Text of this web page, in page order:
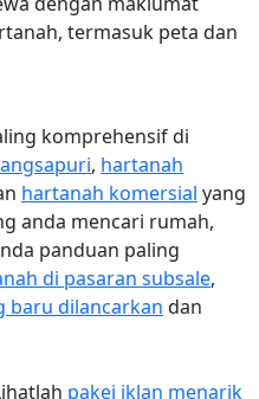
termasuk peta dan
komprehensif di
, hartanah
hartanah komersial yang
anda mencari rumah,
panduan paling
di pasaran subsale,
baru dilancarkan dan
pakej iklan menarik